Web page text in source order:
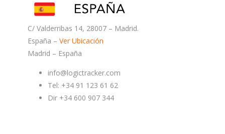
C/ Valderribas 14, 28007 – Madrid.
España – Ver Ubicación
Madrid – España
info@logictracker.com
Tel: +34 91 123 61 62
Dir +34 600 907 344